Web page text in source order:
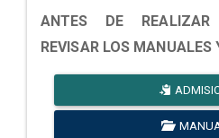
ANTES DE REALIZAR
REVISAR LOS MANUALES